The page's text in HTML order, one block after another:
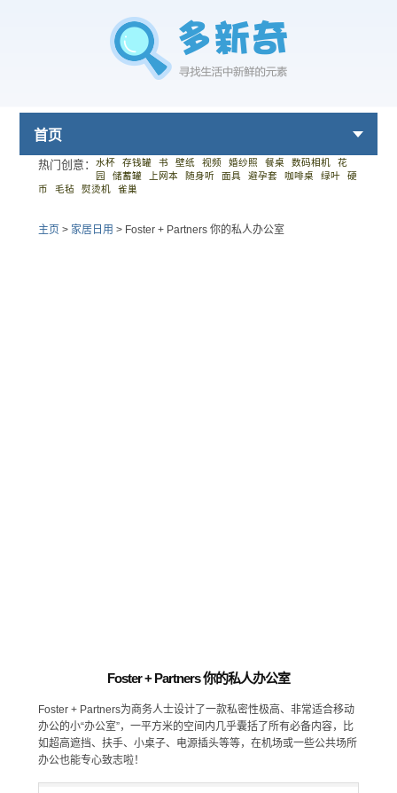
首页
热门创意： 水杯 存钱罐 书 壁纸 视频 婚纱照 餐桌 数码相机
花
园
储蓄罐 上网本 随身听 面具 避孕套 咖啡桌 绿叶
硬
币
毛毡 熨烫机 雀巢
主页 > 家居日用 > Foster + Partners 你的私人办公室
Foster + Partners 你的私人办公室
Foster + Partners为商务人士设计了一款私密性极高、非常适合移动
办公的小“办公室”，一平方米的空间内几乎囊括了所有必备内容，比
如超高遮挡、扶手、小桌子、电源插头等等，在机场或一些公共场所
办公也能专心致志啦！